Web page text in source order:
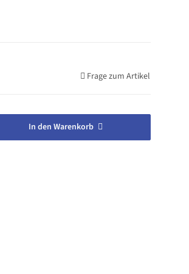
Frage zum Artikel
In den Warenkorb